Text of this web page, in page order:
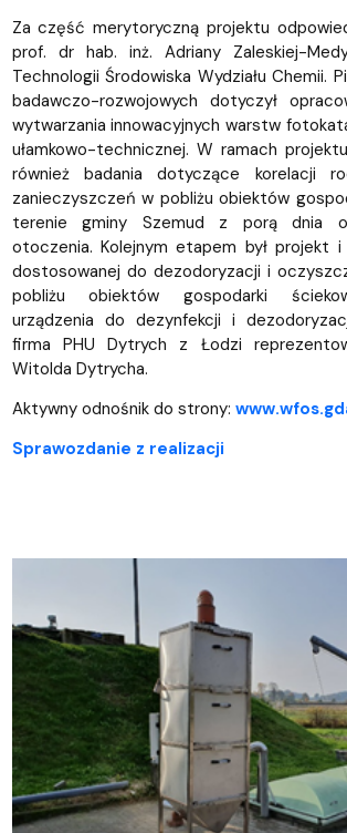
Za część merytoryczną projektu
prof. dr hab. inż. Adriany Zaleskiej-
Technologii Środowiska Wydziału Chemii.
badawczo-rozwojowych dotyczył
wytwarzania innowacyjnych warstw
ułamkowo-technicznej. W ramach
również badania dotyczące korelacji
zanieczyszczeń w pobliżu obiektów
terenie gminy Szemud z porą dnia
otoczenia. Kolejnym etapem był projekt i
dostosowanej do dezodoryzacji i
pobliżu obiektów gospodarki
urządzenia do dezynfekcji i
firma PHU Dytrych z Łodzi
Witolda Dytrycha.
Aktywny odnośnik do strony:
Sprawozdanie z realizacji